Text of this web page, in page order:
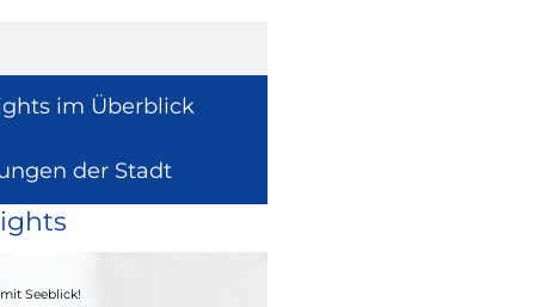
im Überblick
der Stadt
Seeblick!